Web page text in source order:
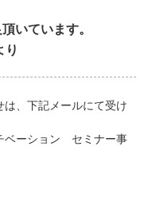
頂いています。
り
、下記メールにて受け
ベーション セミナー事